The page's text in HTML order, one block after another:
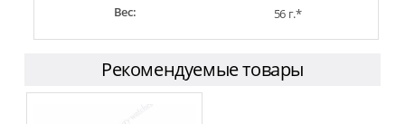
Вес:
56 г.*
Рекомендуемые товары